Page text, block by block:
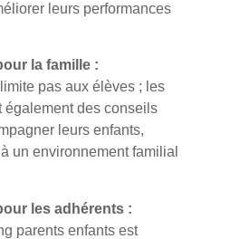
leurs performances
la famille :
pas aux élèves ; les
également des conseils
leurs enfants,
un environnement familial
les adhérents :
parents enfants est